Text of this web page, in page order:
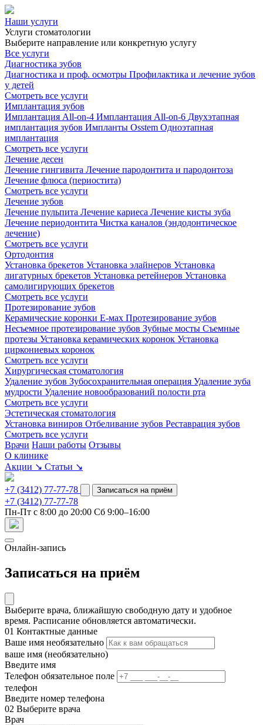
Наши услуги
Услуги стоматологии
Выберите направление или конкретную услугу
Все услуги
Диагностика зубов
Диагностика и проф. осмотры Профилактика и лечение зубов
у детей
Смотреть все услуги
Имплантация зубов
Имплантация All-on-4 Имплантация All-on-6 Двухэтапная
имплантация зубов Импланты Osstem Одноэтапная
имплантация
Смотреть все услуги
Лечение десен
Лечение гингивита Лечение пародонтита и пародонтоза
Лечение флюса (периостита)
Смотреть все услуги
Лечение зубов
Лечение пульпита Лечение кариеса Лечение кисты зуба
Лечение периодонтита Чистка каналов (эндодонтическое
лечение)
Смотреть все услуги
Ортодонтия
Установка брекетов Установка элайнеров Установка
лигатурных брекетов Установка ретейнеров Установка
самолигирующих брекетов
Смотреть все услуги
Протезирование зубов
Керамические коронки Е-мах Протезирование зубов
Несъемное протезирование зубов Зубные мосты Съемные
протезы Установка керамических коронок Установка
циркониевых коронок
Смотреть все услуги
Хирургическая стоматология
Удаление зубов Зубосохранительная операция Удаление зуба
мудрости Удаление новообразований полости рта
Смотреть все услуги
Эстетическая стоматология
Установка виниров Отбеливание зубов Реставрация зубов
Смотреть все услуги
Врачи Наши работы Отзывы
О клинике
Акции ↘ Статьи ↘
+7 (3412) 77-77-78 Записаться на приём
+7 (3412) 77-77-78
Пн-Пт с 8:00 до 20:00 Сб 9:00–16:00
Онлайн-запись
Записаться на приём
Выберите врача, ближайшую свободную дату и удобное
время. Расписание обновляется автоматически.
01 Контактные данные
Ваше имя необязательно
ваше имя (необязательно)
Введите имя
Телефон обязательное поле
телефон
Введите номер телефона
02 Выберите врача
Врач